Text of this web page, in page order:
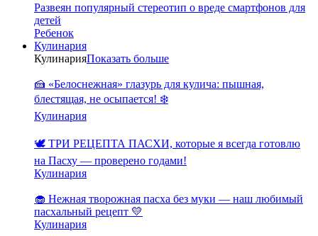
Развеян популярный стереотип о вреде смартфонов для
детей
Ребенок
Кулинария
КулинарияПоказать больше
🍰 «Белоснежная» глазурь для кулича: пышная,
блестящая, не осыпается! ❄️
Кулинария
🕊️ ТРИ РЕЦЕПТА ПАСХИ, которые я всегда готовлю
на Пасху — проверено годами!
Кулинария
🧁 Нежная творожная пасха без муки — наш любимый
пасхальный рецепт 💛
Кулинария